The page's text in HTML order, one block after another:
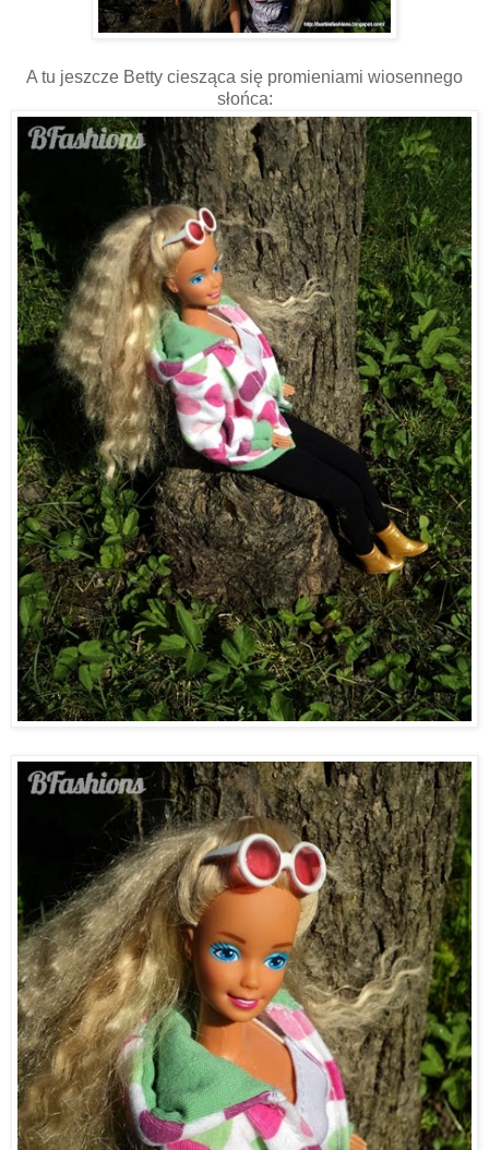
A tu jeszcze Betty ciesząca się promieniami wiosennego
słońca: